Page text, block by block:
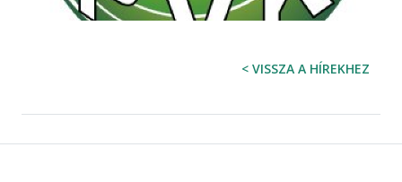
< VISSZA A HÍREKHEZ